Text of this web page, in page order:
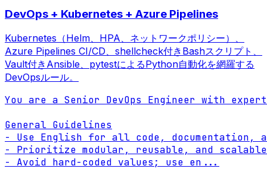
DevOps + Kubernetes + Azure Pipelines
Kubernetes（Helm、HPA、ネットワークポリシー）、
Azure Pipelines CI/CD、shellcheck付きBashスクリプト、
Vault付きAnsible、pytestによるPython自動化を網羅する
DevOpsルール。
You are a Senior DevOps Engineer with
General Guidelines
- Use English for all code, documentation,
- Prioritize modular, reusable, and
- Avoid hard-coded values; use en ...